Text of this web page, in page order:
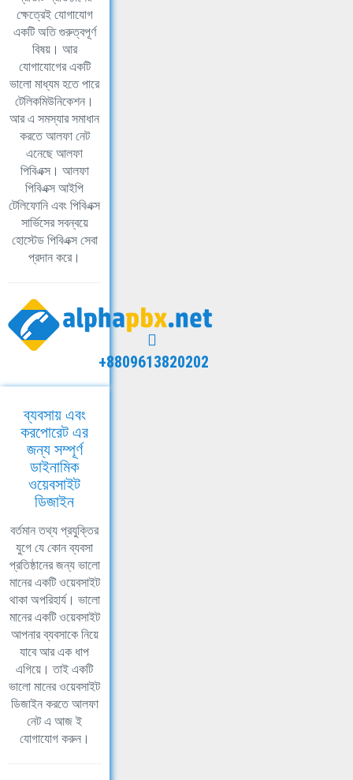
ক্ষেত্রেই যোগাযোগ
একটি অতি গুরুত্বপূর্ণ
বিষয়। আর
যোগাযোগের একটি
ভালো মাধ্যম হতে পারে
টেলিকমিউনিকেশন।
আর এ সমস্যার সমাধান
করতে আলফা নেট
এনেছে আলফা
পিবিএক্স। আলফা
পিবিএক্স আইপি
টেলিফোনি এবং পিবিএক্স
সার্ভিসের সবন্বয়ে
হোস্টেড পিবিএক্স সেবা
প্রদান করে।
+8809613820202
ব্যবসায় এবং
করপোরেট এর
জন্য সম্পূর্ণ
ডাইনামিক
ওয়েবসাইট
ডিজাইন
বর্তমান তথ্য প্রযুক্তির
যুগে যে কোন ব্যবসা
প্রতিষ্ঠানের জন্য ভালো
মানের একটি ওয়েবসাইট
থাকা অপরিহার্য। ভালো
মানের একটি ওয়েবসাইট
আপনার ব্যবসাকে নিয়ে
যাবে আর এক ধাপ
এগিয়ে। তাই একটি
ভালো মানের ওয়েবসাইট
ডিজাইন করতে আলফা
নেট এ আজ ই
যোগাযোগ করুন।